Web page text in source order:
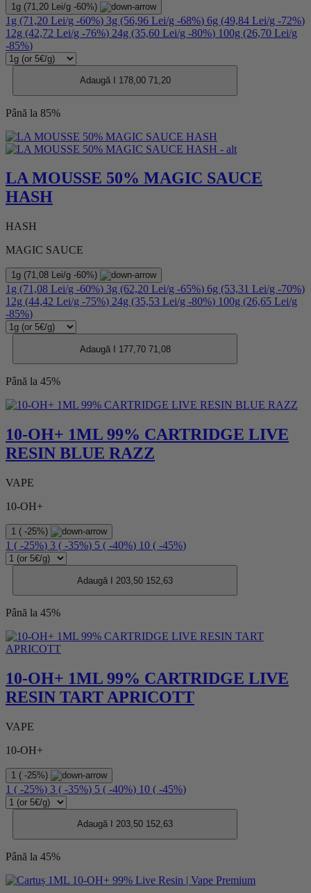
1g (71,20 Lei/g -60%)
1g (71,20 Lei/g -60%) 3g (56,96 Lei/g -68%) 6g (49,84 Lei/g -72%)
12g (42,72 Lei/g -76%) 24g (35,60 Lei/g -80%) 100g (26,70 Lei/g
-85%)
Adaugă I 178,0071,20
Până la 85%
LA MOUSSE 50% MAGIC SAUCE
HASH
HASH
MAGIC SAUCE
1g (71,08 Lei/g -60%)
1g (71,08 Lei/g -60%) 3g (62,20 Lei/g -65%) 6g (53,31 Lei/g -70%)
12g (44,42 Lei/g -75%) 24g (35,53 Lei/g -80%) 100g (26,65 Lei/g
-85%)
Adaugă I 177,7071,08
Până la 45%
10-OH+ 1ML 99% CARTRIDGE LIVE
RESIN BLUE RAZZ
VAPE
10-OH+
1 ( -25%)
1 ( -25%) 3 ( -35%) 5 ( -40%) 10 ( -45%)
Adaugă I 203,50 152,63
Până la 45%
10-OH+ 1ML 99% CARTRIDGE LIVE
RESIN TART APRICOTT
VAPE
10-OH+
1 ( -25%)
1 ( -25%) 3 ( -35%) 5 ( -40%) 10 ( -45%)
Adaugă I 203,50 152,63
Până la 45%